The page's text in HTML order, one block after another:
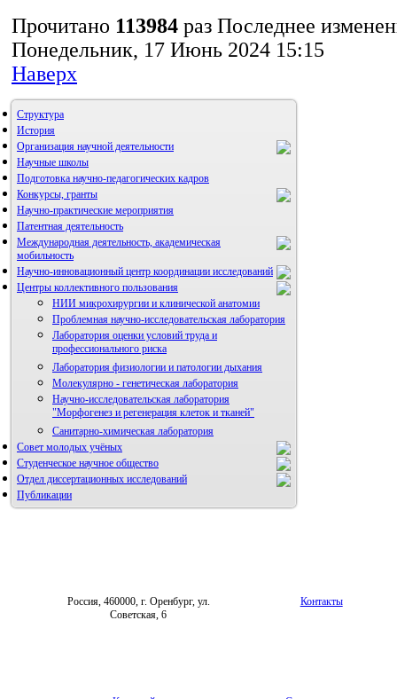
Прочитано 113984 раз Последнее
Понедельник, 17 Июнь 2024 15:15
Наверх
Структура
История
Организация научной деятельности
Научные школы
Подготовка научно-педагогических кадров
Конкурсы, гранты
Научно-практические мероприятия
Патентная деятельность
Международная деятельность, академическая
мобильность
Научно-инновационный центр координации исследований
НИИ микрохирургии и клинической анатомии
Центры коллективного пользования
НИИ микрохирургии и клинической анатомии
Проблемная научно-исследовательская лаборатория
Лаборатория оценки условий труда и
профессионального риска
Лаборатория физиологии и патологии дыхания
Молекулярно - генетическая лаборатория
Научно-исследовательская лаборатория
"Морфогенез и регенерация клеток и тканей"
Санитарно-химическая лаборатория
Совет молодых учёных
Студенческое научное общество
Отдел диссертационных исследований
Публикации
Россия, 460000, г. Оренбург, ул.
Советская, 6
Контакты